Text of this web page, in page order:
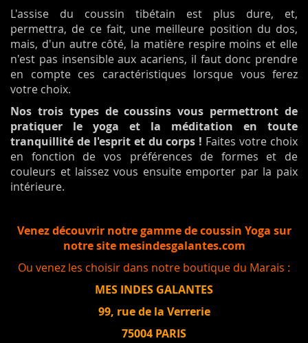
L'assise du coussin tibétain est plus dure, et,
permettra, de ce fait, une meilleure position du dos,
mais, d'un autre côté, la matière respire moins et elle
n'est pas insensible aux acariens, il faut donc prendre
en compte ces caractéristiques lorsque vous ferez
votre choix.
Nos trois types de coussins vous permettront de
pratiquer le yoga et la méditation en toute
tranquillité de l'esprit et du corps ! Faites votre choix
en fonction de vos préférences de formes et de
couleurs et laissez vous ensuite emporter par la paix
intérieure.
Venez découvrir notre gamme de coussin Yoga sur
notre site mesindesgalantes.com
Ou venez les choisir dans notre boutique du Marais :
MES INDES GALANTES
99, rue de la Verrerie
75004 PARIS